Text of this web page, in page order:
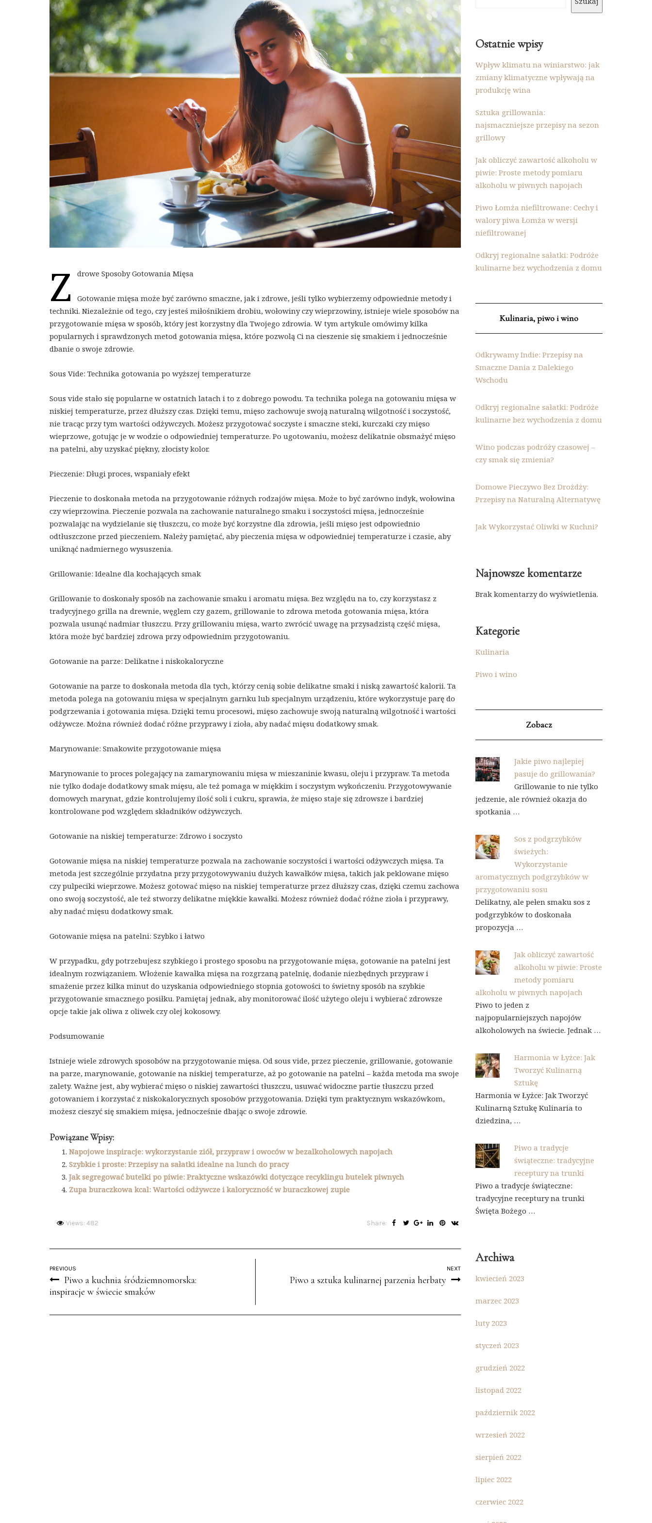
Z drowe Sposoby Gotowania Mięsa
Gotowanie mięsa może być zarówno smaczne, jak i zdrowe, jeśli tylko wybierzemy odpowiednie metody i
techniki. Niezależnie od tego, czy jesteś miłośnikiem drobiu, wołowiny czy wieprzowiny, istnieje wiele sposobów na
przygotowanie mięsa w sposób, który jest korzystny dla Twojego zdrowia. W tym artykule omówimy kilka
popularnych i sprawdzonych metod gotowania mięsa, które pozwolą Ci na cieszenie się smakiem i jednocześnie
dbanie o swoje zdrowie.
Sous Vide: Technika gotowania po wyższej temperaturze
Sous vide stało się popularne w ostatnich latach i to z dobrego powodu. Ta technika polega na gotowaniu mięsa w
niskiej temperaturze, przez dłuższy czas. Dzięki temu, mięso zachowuje swoją naturalną wilgotność i soczystość,
nie tracąc przy tym wartości odżywczych. Możesz przygotować soczyste i smaczne steki, kurczaki czy mięso
wieprzowe, gotując je w wodzie o odpowiedniej temperaturze. Po ugotowaniu, możesz delikatnie obsmażyć mięso
na patelni, aby uzyskać piękny, złocisty kolor.
Pieczenie: Długi proces, wspaniały efekt
Pieczenie to doskonała metoda na przygotowanie różnych rodzajów mięsa. Może to być zarówno indyk, wołowina
czy wieprzowina. Pieczenie pozwala na zachowanie naturalnego smaku i soczystości mięsa, jednocześnie
pozwalając na wydzielanie się tłuszczu, co może być korzystne dla zdrowia, jeśli mięso jest odpowiednio
odtłuszczone przed pieczeniem. Należy pamiętać, aby pieczenia mięsa w odpowiedniej temperaturze i czasie, aby
uniknąć nadmiernego wysuszenia.
Grillowanie: Idealne dla kochających smak
Grillowanie to doskonały sposób na zachowanie smaku i aromatu mięsa. Bez względu na to, czy korzystasz z
tradycyjnego grilla na drewnie, węglem czy gazem, grillowanie to zdrowa metoda gotowania mięsa, która
pozwala usunąć nadmiar tłuszczu. Przy grillowaniu mięsa, warto zwrócić uwagę na przysadzistą część mięsa,
która może być bardziej zdrowa przy odpowiednim przygotowaniu.
Gotowanie na parze: Delikatne i niskokaloryczne
Gotowanie na parze to doskonała metoda dla tych, którzy cenią sobie delikatne smaki i niską zawartość kalorii. Ta
metoda polega na gotowaniu mięsa w specjalnym garnku lub specjalnym urządzeniu, które wykorzystuje parę do
podgrzewania i gotowania mięsa. Dzięki temu procesowi, mięso zachowuje swoją naturalną wilgotność i wartości
odżywcze. Można również dodać różne przyprawy i zioła, aby nadać mięsu dodatkowy smak.
Marynowanie: Smakowite przygotowanie mięsa
Marynowanie to proces polegający na zamarynowaniu mięsa w mieszaninie kwasu, oleju i przypraw. Ta metoda
nie tylko dodaje dodatkowy smak mięsu, ale też pomaga w miękkim i soczystym wykończeniu. Przygotowywanie
domowych marynat, ​​gdzie kontrolujemy ilość soli i cukru, sprawia, że mięso staje się zdrowsze i bardziej
kontrolowane pod względem składników odżywczych.
Gotowanie na niskiej temperaturze: Zdrowo i soczysto
Gotowanie mięsa na niskiej temperaturze pozwala na zachowanie soczystości i wartości odżywczych mięsa. Ta
metoda jest szczególnie przydatna przy przygotowywaniu dużych kawałków mięsa, takich jak peklowane mięso
czy pulpeciki wieprzowe. Możesz gotować mięso na niskiej temperaturze przez dłuższy czas, dzięki czemu zachowa
ono swoją soczystość, ale też stworzy delikatne miękkie kawałki. Możesz również dodać różne zioła i przyprawy,
aby nadać mięsu dodatkowy smak.
Gotowanie mięsa na patelni: Szybko i łatwo
W przypadku, gdy potrzebujesz szybkiego i prostego sposobu na przygotowanie mięsa, gotowanie na patelni jest
idealnym rozwiązaniem. Włożenie kawałka mięsa na rozgrzaną patelnię, dodanie niezbędnych przypraw i
smażenie przez kilka minut do uzyskania odpowiedniego stopnia gotowości to świetny sposób na szybkie
przygotowanie smacznego posiłku. Pamiętaj jednak, aby monitorować ilość użytego oleju i wybierać zdrowsze
opcje takie jak oliwa z oliwek czy olej kokosowy.
Podsumowanie
Istnieje wiele zdrowych sposobów na przygotowanie mięsa. Od sous vide, przez pieczenie, grillowanie, gotowanie
na parze, marynowanie, gotowanie na niskiej temperaturze, aż po gotowanie na patelni – każda metoda ma swoje
zalety. Ważne jest, aby wybierać mięso o niskiej zawartości tłuszczu, usuwać widoczne partie tłuszczu przed
gotowaniem i korzystać z niskokalorycznych sposobów przygotowania. Dzięki tym praktycznym wskazówkom,
możesz cieszyć się smakiem mięsa, jednocześnie dbając o swoje zdrowie.
Powiązane Wpisy:
Napojowe inspiracje: wykorzystanie ziół, przypraw i owoców w bezalkoholowych napojach
Szybkie i proste: Przepisy na sałatki idealne na lunch do pracy
Jak segregować butelki po piwie: Praktyczne wskazówki dotyczące recyklingu butelek piwnych
Zupa buraczkowa kcal: Wartości odżywcze i kaloryczność w buraczkowej zupie
Views: 482 Share:
PREVIOUS
Piwo a kuchnia śródziemnomorska:
inspiracje w świecie smaków
NEXT
Piwo a sztuka kulinarnej parzenia herbaty
Ostatnie wpisy
Wpływ klimatu na winiarstwo: jak
zmiany klimatyczne wpływają na
produkcję wina
Sztuka grillowania:
najsmaczniejsze przepisy na sezon
grillowy
Jak obliczyć zawartość alkoholu w
piwie: Proste metody pomiaru
alkoholu w piwnych napojach
Piwo Łomża niefiltrowane: Cechy i
walory piwa Łomża w wersji
niefiltrowanej
Odkryj regionalne sałatki: Podróże
kulinarne bez wychodzenia z domu
Kulinaria, piwo i wino
Odkrywamy Indie: Przepisy na
Smaczne Dania z Dalekiego
Wschodu
Odkryj regionalne sałatki: Podróże
kulinarne bez wychodzenia z domu
Wino podczas podróży czasowej –
czy smak się zmienia?
Domowe Pieczywo Bez Drożdży:
Przepisy na Naturalną Alternatywę
Jak Wykorzystać Oliwki w Kuchni?
Najnowsze komentarze
Brak komentarzy do wyświetlenia.
Kategorie
Kulinaria
Piwo i wino
Zobacz
Jakie piwo najlepiej
pasuje do grillowania?
Grillowanie to nie tylko
jedzenie, ale również okazja do
spotkania …
Sos z podgrzybków
świeżych:
Wykorzystanie
aromatycznych podgrzybków w
przygotowaniu sosu
Delikatny, ale pełen smaku sos z
podgrzybków to doskonała
propozycja …
Jak obliczyć zawartość
alkoholu w piwie: Proste
metody pomiaru
alkoholu w piwnych napojach
Piwo to jeden z
najpopularniejszych napojów
alkoholowych na świecie. Jednak …
Harmonia w Łyżce: Jak
Tworzyć Kulinarną
Sztukę
Harmonia w Łyżce: Jak Tworzyć
Kulinarną Sztukę Kulinaria to
dziedzina, …
Piwo a tradycje
świąteczne: tradycyjne
receptury na trunki
Piwo a tradycje świąteczne:
tradycyjne receptury na trunki
Święta Bożego …
Archiwa
kwiecień 2023
marzec 2023
luty 2023
styczeń 2023
grudzień 2022
listopad 2022
październik 2022
wrzesień 2022
sierpień 2022
lipiec 2022
czerwiec 2022